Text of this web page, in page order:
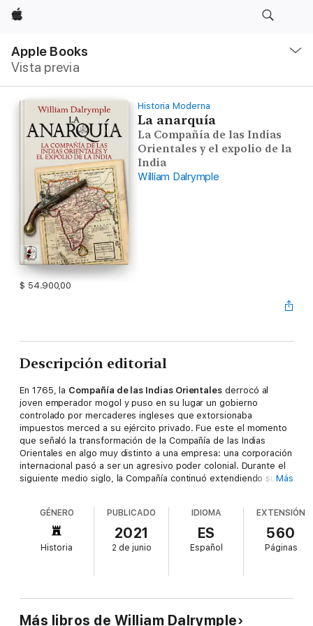
Apple
Apple Books
Vista previa
local
Abrir
Historia Moderna
La anarquía
La Compañía de las Indias
Orientales y el expolio de la
India
William Dalrymple
$ 54.900,00
Descripción editorial
En 1765, la Compañía de las Indias Orientales derrocó al
joven emperador mogol y puso en su lugar un gobierno
controlado por mercaderes ingleses que extorsionaba
impuestos merced a su ejército privado. Fue este el momento
que señaló la transformación de la Compañía de las Indias
Orientales en algo muy distinto a una empresa: una corporación
internacional pasó a ser un agresivo poder colonial. Durante el
siguiente medio siglo, la Compañía continuó extendiendo su
William Dalrymple
, autor del aclamado El retorno de un rey,
cuenta en
La anarquía. La Compañía de las Indias orientales y
cómo el Imperio mogol, que había
dominado el comercio y la manufactura mundiales, y que
reemplazado por una corporación multinacional enclavada a
habían estado en la India y que no tenían la menor idea del país
Más
GÉNERO
Historia
PUBLICADO
2021
2 de junio
IDIOMA
ES
Español
EXTENSIÓN
560
Páginas
Más libros de William Dalrymple